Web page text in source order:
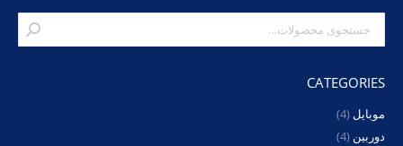
CATEGORIES
موبایل (4)
دوربین (4)